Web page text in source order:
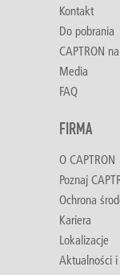
Kontakt
Do pobrania
CAPTRON
Media
FAQ
FIRMA
O CAPTRON
Poznaj
Ochrona
Kariera
Lokalizacje
Aktualności